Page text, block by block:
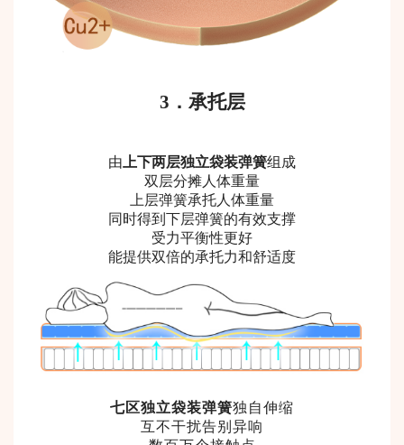
3 ． 承托层
由 上下两层独立袋装弹簧组成
双层分摊人体重量
上层弹簧承托人体重量
同时得到下层弹簧的有效支撑
受力平衡性更好
能提供双倍的承托力和舒适度
七区独立袋装弹簧独自伸缩
互不干扰告别异响